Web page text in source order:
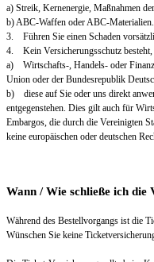
a) Streik, Kernenergie, Maßnahmen
b) ABC-Waffen oder ABC-Materialien.
3. Führen Sie einen Schaden
4. Kein Versicherungsschutz besteht,
a) Wirtschafts-, Handels- oder
Union oder der Bundesrepublik
b) diese auf Sie oder uns direkt
entgegenstehen. Dies gilt auch für
Embargos, die durch die Vereinigten
keine europäischen oder deutschen
Wann / Wie schließe ich die
Während des Bestellvorgangs ist die
Wünschen Sie keine